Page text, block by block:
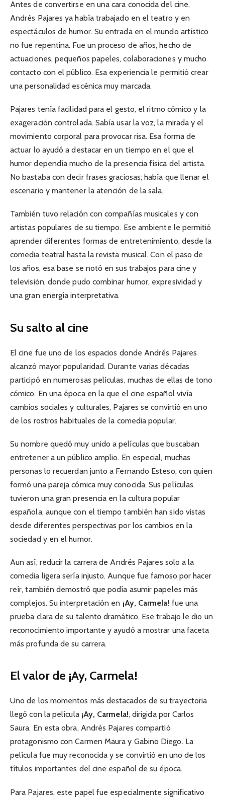
Antes de convertirse en una cara conocida del cine,
Andrés Pajares ya había trabajado en el teatro y en
espectáculos de humor. Su entrada en el mundo artístico
no fue repentina. Fue un proceso de años, hecho de
actuaciones, pequeños papeles, colaboraciones y mucho
contacto con el público. Esa experiencia le permitió crear
una personalidad escénica muy marcada.
Pajares tenía facilidad para el gesto, el ritmo cómico y la
exageración controlada. Sabía usar la voz, la mirada y el
movimiento corporal para provocar risa. Esa forma de
actuar lo ayudó a destacar en un tiempo en el que el
humor dependía mucho de la presencia física del artista.
No bastaba con decir frases graciosas; había que llenar el
escenario y mantener la atención de la sala.
También tuvo relación con compañías musicales y con
artistas populares de su tiempo. Ese ambiente le permitió
aprender diferentes formas de entretenimiento, desde la
comedia teatral hasta la revista musical. Con el paso de
los años, esa base se notó en sus trabajos para cine y
televisión, donde pudo combinar humor, expresividad y
una gran energía interpretativa.
Su salto al cine
El cine fue uno de los espacios donde Andrés Pajares
alcanzó mayor popularidad. Durante varias décadas
participó en numerosas películas, muchas de ellas de tono
cómico. En una época en la que el cine español vivía
cambios sociales y culturales, Pajares se convirtió en uno
de los rostros habituales de la comedia popular.
Su nombre quedó muy unido a películas que buscaban
entretener a un público amplio. En especial, muchas
personas lo recuerdan junto a Fernando Esteso, con quien
formó una pareja cómica muy conocida. Sus películas
tuvieron una gran presencia en la cultura popular
española, aunque con el tiempo también han sido vistas
desde diferentes perspectivas por los cambios en la
sociedad y en el humor.
Aun así, reducir la carrera de Andrés Pajares solo a la
comedia ligera sería injusto. Aunque fue famoso por hacer
reír, también demostró que podía asumir papeles más
complejos. Su interpretación en ¡Ay, Carmela! fue una
prueba clara de su talento dramático. Ese trabajo le dio un
reconocimiento importante y ayudó a mostrar una faceta
más profunda de su carrera.
El valor de ¡Ay, Carmela!
Uno de los momentos más destacados de su trayectoria
llegó con la película ¡Ay, Carmela!, dirigida por Carlos
Saura. En esta obra, Andrés Pajares compartió
protagonismo con Carmen Maura y Gabino Diego. La
película fue muy reconocida y se convirtió en uno de los
títulos importantes del cine español de su época.
Para Pajares, este papel fue especialmente significativo